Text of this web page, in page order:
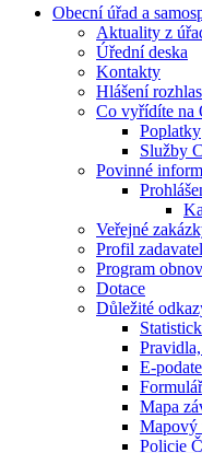
Obecní úřad a
Aktuality z
Úřední deska
Kontakty
Hlášení
Co vyřídíte na
Poplatky
Služby
Povinné
Veřejné
Profil
Program
Dotace
Důležité
E-
Mapa
Mapový
Policie